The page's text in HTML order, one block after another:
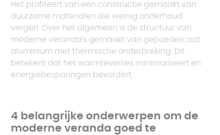
Het profiteert van een constructie gemaakt van
duurzame materialen die weinig onderhoud
vergen. Over het algemeen is de structuur van
moderne veranda's gemaakt van gepoedercoat
aluminium met thermische onderbreking. Dit
betekent dat het warmteverlies minimaliseert en
energiebesparingen bevordert.
4 belangrijke onderwerpen om de
moderne veranda goed te